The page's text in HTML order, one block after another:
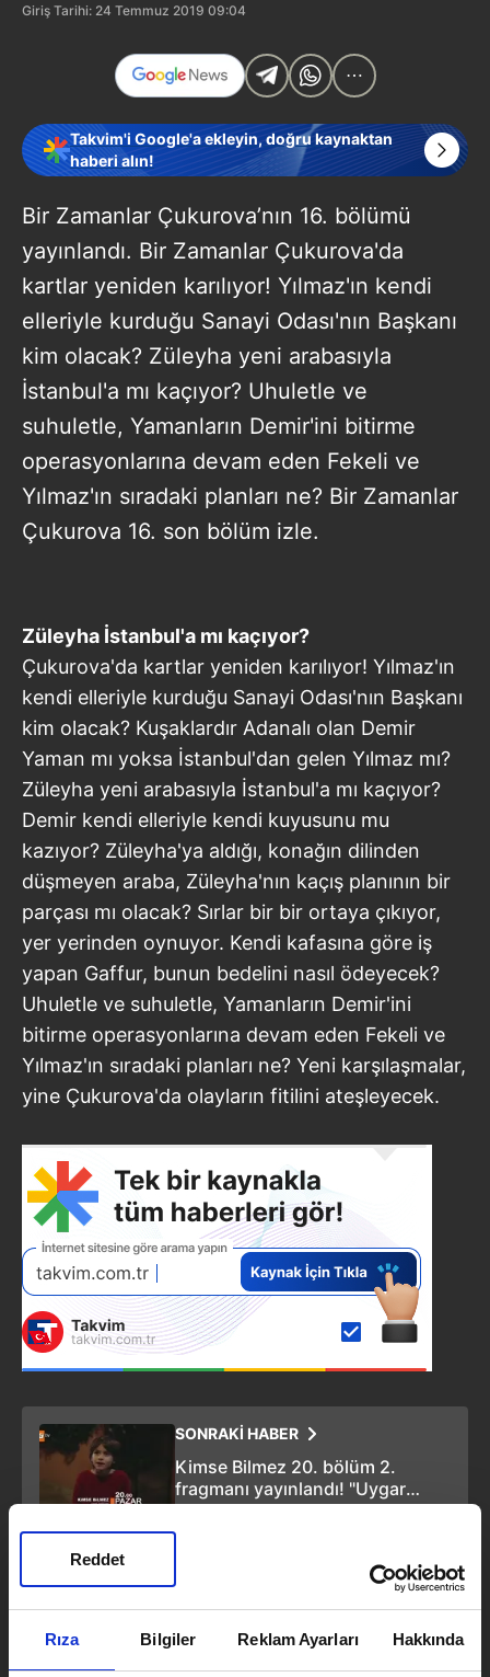
Rıza Bilgiler Reklam Ayarları Hakkında
Reddet
Giriş Tarihi: 24 Temmuz 2019 09:04
Takvim'i Google'a ekleyin, doğru kaynaktan
haberi alın!
Bir Zamanlar Çukurova’nın 16. bölümü
yayınlandı. Bir Zamanlar Çukurova'da
kartlar yeniden karılıyor! Yılmaz'ın kendi
elleriyle kurduğu Sanayi Odası'nın Başkanı
kim olacak? Züleyha yeni arabasıyla
İstanbul'a mı kaçıyor? Uhuletle ve
suhuletle, Yamanların Demir'ini bitirme
operasyonlarına devam eden Fekeli ve
Yılmaz'ın sıradaki planları ne? Bir Zamanlar
Çukurova 16. son bölüm izle.
Züleyha İstanbul'a mı kaçıyor?
Çukurova'da kartlar yeniden karılıyor! Yılmaz'ın
kendi elleriyle kurduğu Sanayi Odası'nın Başkanı
kim olacak? Kuşaklardır Adanalı olan Demir
Yaman mı yoksa İstanbul'dan gelen Yılmaz mı?
Züleyha yeni arabasıyla İstanbul'a mı kaçıyor?
Demir kendi elleriyle kendi kuyusunu mu
kazıyor? Züleyha'ya aldığı, konağın dilinden
düşmeyen araba, Züleyha'nın kaçış planının bir
parçası mı olacak? Sırlar bir bir ortaya çıkıyor,
yer yerinden oynuyor. Kendi kafasına göre iş
yapan Gaffur, bunun bedelini nasıl ödeyecek?
Uhuletle ve suhuletle, Yamanların Demir'ini
bitirme operasyonlarına devam eden Fekeli ve
Yılmaz'ın sıradaki planları ne? Yeni karşılaşmalar,
yine Çukurova'da olayların fitilini ateşleyecek.
SONRAKİ HABER
Kimse Bilmez 20. bölüm 2.
fragmanı yayınlandı! "Uygar
kabusu bitti!"
Kaçak 7.Bölüm Fragmanı